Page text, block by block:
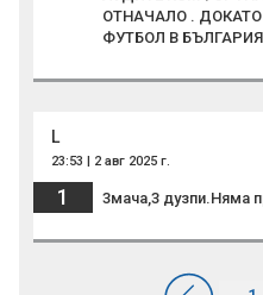
ОТНАЧАЛО .
ФУТБОЛ В
L
23:53 | 2 авг 2025 г.
1 3мача,3 дузпи.Няма